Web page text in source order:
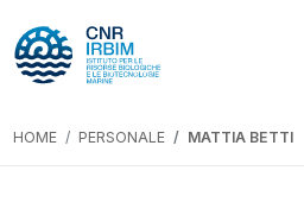
HOME PERSONALE MATTIA BETTI